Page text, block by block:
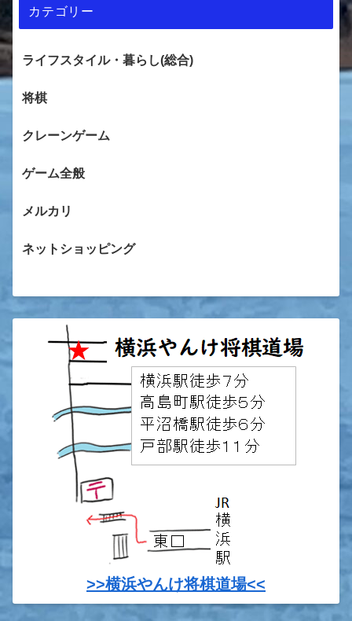
カテゴリー
ライフスタイル・暮らし(総合)
将棋
クレーンゲーム
ゲーム全般
メルカリ
ネットショッピング
>>横浜やんけ将棋道場<<